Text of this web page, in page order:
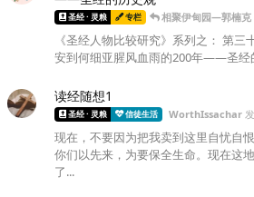
圣经 · 灵粮 专栏 相聚伊甸园—郭楠克
《圣经人物比较研究》系列之： 第三
安到何细亚腥风血雨的200年——圣经
读经随想1
圣经 · 灵粮 信徒生活 WorthIssachar
现在，不要因为把我卖到这里自忧自
你们以先来，为要保全生命。现在这
了...